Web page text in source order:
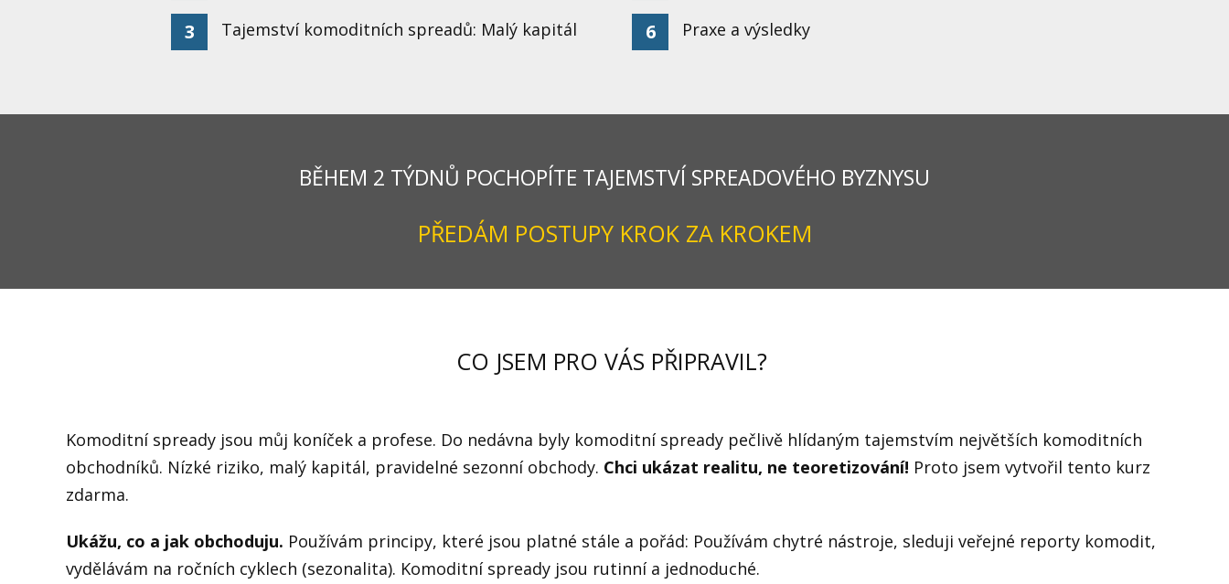
3 Tajemství komoditních spreadů: Malý kapitál 6 Praxe a výsledky
BĚHEM 2 TÝDNŮ POCHOPÍTE TAJEMSTVÍ SPREADOVÉHO BYZNYSU
PŘEDÁM POSTUPY KROK ZA KROKEM
CO JSEM PRO VÁS PŘIPRAVIL?
Komoditní spready jsou můj koníček a profese. Do nedávna byly komoditní spready pečlivě hlídaným tajemstvím největších komoditních
obchodníků. Nízké riziko, malý kapitál, pravidelné sezonní obchody. Chci ukázat realitu, ne teoretizování! Proto jsem vytvořil tento kurz
zdarma.
Ukážu, co a jak obchoduju. Používám principy, které jsou platné stále a pořád: Používám chytré nástroje, sleduji veřejné reporty komodit,
vydělávám na ročních cyklech (sezonalita). Komoditní spready jsou rutinní a jednoduché.